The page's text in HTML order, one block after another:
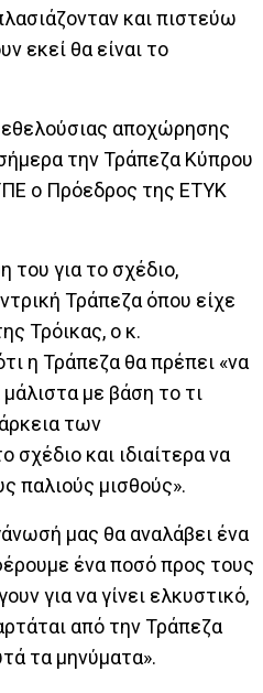
και πιστεύω
εκεί θα είναι το
αποχώρησης
την Τράπεζα Κύπρου
ο Πρόεδρος της ΕΤΥΚ
του για το σχέδιο,
Τράπεζα όπου είχε
Τρόικας, ο κ.
η Τράπεζα θα πρέπει «να
με βάση το τι
των
σχέδιο και ιδιαίτερα να
παλιούς μισθούς».
μας θα αναλάβει ένα
ένα ποσό προς τους
για να γίνει ελκυστικό,
από την Τράπεζα
τα μηνύματα».